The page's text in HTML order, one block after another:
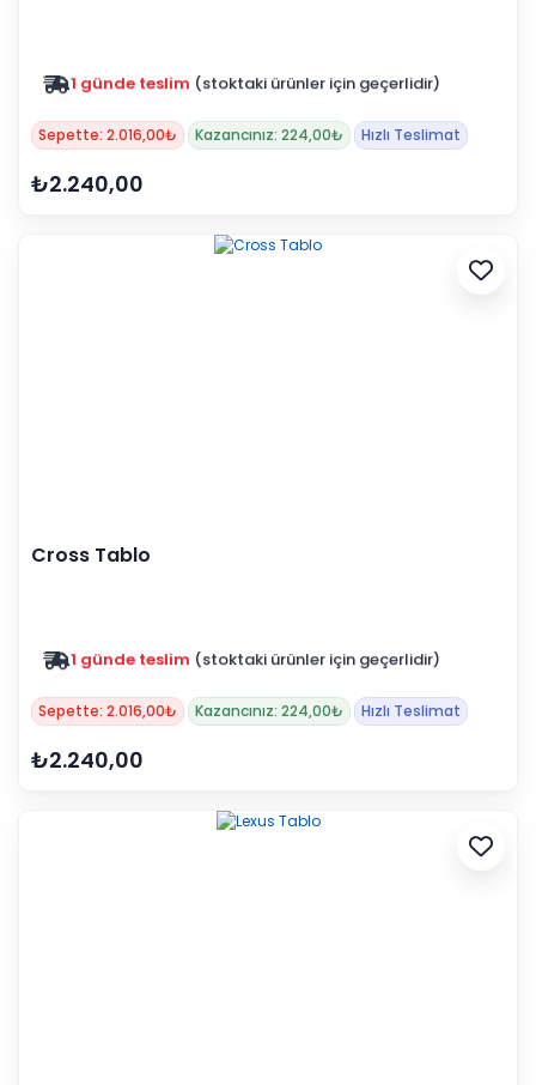
Zam yok 2025 fiyatları devam ediyor
Sepette: 2.016,00₺ Kazancınız: 224,00₺ Hızlı Teslimat
₺2.240,00
Cross Tablo
Zam yok 2025 fiyatları devam ediyor
Sepette: 2.016,00₺ Kazancınız: 224,00₺ Hızlı Teslimat
₺2.240,00